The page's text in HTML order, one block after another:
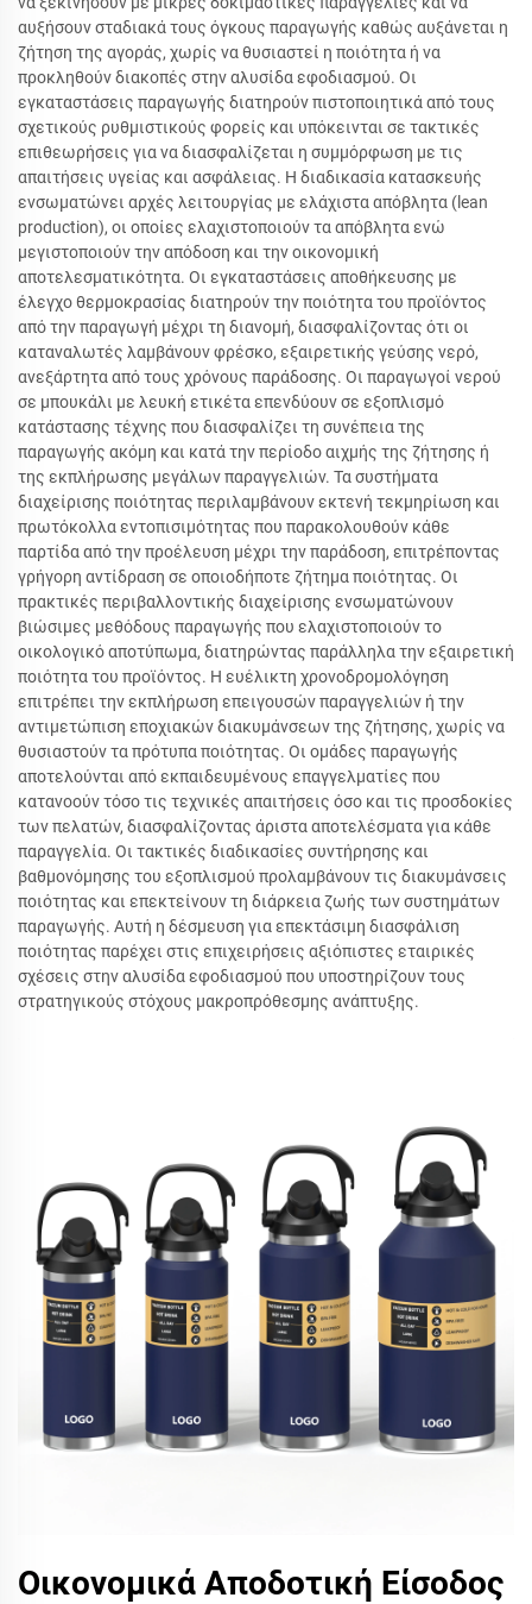
αυξήσουν σταδιακά τους όγκους παραγωγής καθώς αυξάνεται η
ζήτηση της αγοράς, χωρίς να θυσιαστεί η ποιότητα ή να
προκληθούν διακοπές στην αλυσίδα εφοδιασμού. Οι
εγκαταστάσεις παραγωγής διατηρούν πιστοποιητικά από τους
σχετικούς ρυθμιστικούς φορείς και υπόκεινται σε τακτικές
επιθεωρήσεις για να διασφαλίζεται η συμμόρφωση με τις
απαιτήσεις υγείας και ασφάλειας. Η διαδικασία κατασκευής
ενσωματώνει αρχές λειτουργίας με ελάχιστα απόβλητα (lean
production), οι οποίες ελαχιστοποιούν τα απόβλητα ενώ
μεγιστοποιούν την απόδοση και την οικονομική
αποτελεσματικότητα. Οι εγκαταστάσεις αποθήκευσης με
έλεγχο θερμοκρασίας διατηρούν την ποιότητα του προϊόντος
από την παραγωγή μέχρι τη διανομή, διασφαλίζοντας ότι οι
καταναλωτές λαμβάνουν φρέσκο, εξαιρετικής γεύσης νερό,
ανεξάρτητα από τους χρόνους παράδοσης. Οι παραγωγοί νερού
σε μπουκάλι με λευκή ετικέτα επενδύουν σε εξοπλισμό
κατάστασης τέχνης που διασφαλίζει τη συνέπεια της
παραγωγής ακόμη και κατά την περίοδο αιχμής της ζήτησης ή
της εκπλήρωσης μεγάλων παραγγελιών. Τα συστήματα
διαχείρισης ποιότητας περιλαμβάνουν εκτενή τεκμηρίωση και
πρωτόκολλα εντοπισιμότητας που παρακολουθούν κάθε
παρτίδα από την προέλευση μέχρι την παράδοση, επιτρέποντας
γρήγορη αντίδραση σε οποιοδήποτε ζήτημα ποιότητας. Οι
πρακτικές περιβαλλοντικής διαχείρισης ενσωματώνουν
βιώσιμες μεθόδους παραγωγής που ελαχιστοποιούν το
οικολογικό αποτύπωμα, διατηρώντας παράλληλα την εξαιρετική
ποιότητα του προϊόντος. Η ευέλικτη χρονοδρομολόγηση
επιτρέπει την εκπλήρωση επειγουσών παραγγελιών ή την
αντιμετώπιση εποχιακών διακυμάνσεων της ζήτησης, χωρίς να
θυσιαστούν τα πρότυπα ποιότητας. Οι ομάδες παραγωγής
αποτελούνται από εκπαιδευμένους επαγγελματίες που
κατανοούν τόσο τις τεχνικές απαιτήσεις όσο και τις προσδοκίες
των πελατών, διασφαλίζοντας άριστα αποτελέσματα για κάθε
παραγγελία. Οι τακτικές διαδικασίες συντήρησης και
βαθμονόμησης του εξοπλισμού προλαμβάνουν τις διακυμάνσεις
ποιότητας και επεκτείνουν τη διάρκεια ζωής των συστημάτων
παραγωγής. Αυτή η δέσμευση για επεκτάσιμη διασφάλιση
ποιότητας παρέχει στις επιχειρήσεις αξιόπιστες εταιρικές
σχέσεις στην αλυσίδα εφοδιασμού που υποστηρίζουν τους
στρατηγικούς στόχους μακροπρόθεσμης ανάπτυξης.
Οικονομικά Αποδοτική Είσοδος